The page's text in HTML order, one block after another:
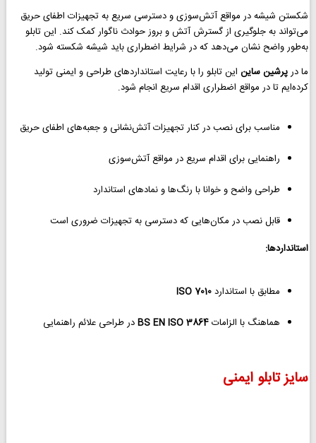
شکستن شیشه در مواقع آتش‌سوزی و دسترسی سریع به تجهیزات اطفای حریق
می‌تواند به جلوگیری از گسترش آتش و بروز حوادث ناگوار کمک کند. این تابلو
به‌طور واضح نشان می‌دهد که در شرایط اضطراری باید شیشه شکسته شود.
ما درپرشین ساین این تابلو را با رعایت استانداردهای طراحی و ایمنی تولید
کرده‌ایم تا در مواقع اضطراری اقدام سریع انجام شود.
مناسب برای نصب در کنار تجهیزات آتش‌نشانی و جعبه‌های اطفای حریق
راهنمایی برای اقدام سریع در مواقع آتش‌سوزی
طراحی واضح و خوانا با رنگ‌ها و نمادهای استاندارد
قابل نصب در مکان‌هایی که دسترسی به تجهیزات ضروری است
استانداردها:
مطابق با استانداردISO 7010
هماهنگ با الزاماتBS EN ISO 3864در طراحی علائم راهنمایی
سایز تابلو ایمنی